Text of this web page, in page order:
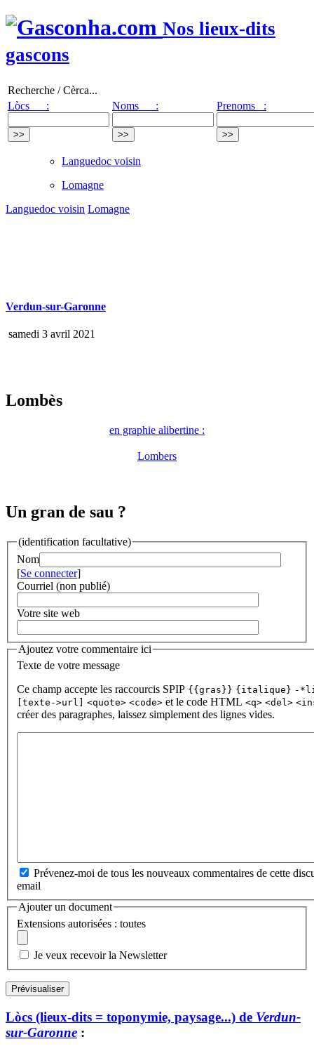
Nos lieux-dits
gascons
Recherche / Cèrca...
Lòcs :
Noms : Prenoms :
Languedoc voisin
Lomagne
Languedoc voisin Lomagne
Verdun-sur-Garonne
samedi 3 avril 2021
Lombès
en graphie alibertine :
Lombers
Un gran de sau ?
(identification facultative)
Nom
[Se connecter]
Courriel (non publié)
Votre site web
Ajoutez votre commentaire ici
Texte de votre message
Ce champ accepte les raccourcis SPIP {{gras}} {italique} -
[texte->url]
<quote> <code> et le code HTML <q> <del>
créer des paragraphes, laissez simplement des lignes vides.
Prévenez-moi de tous les nouveaux commentaires de cette
email
Ajouter un document
Extensions autorisées : toutes
Je veux recevoir la Newsletter
Lòcs (lieux-dits = toponymie, paysage...) de Verdun-
sur-Garonne :